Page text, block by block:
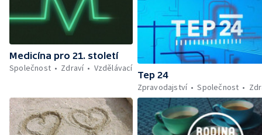
Medicína pro 21. století
Společnost
Zdraví Vzdělávací
Tep 24
Zpravodajství
Společnost